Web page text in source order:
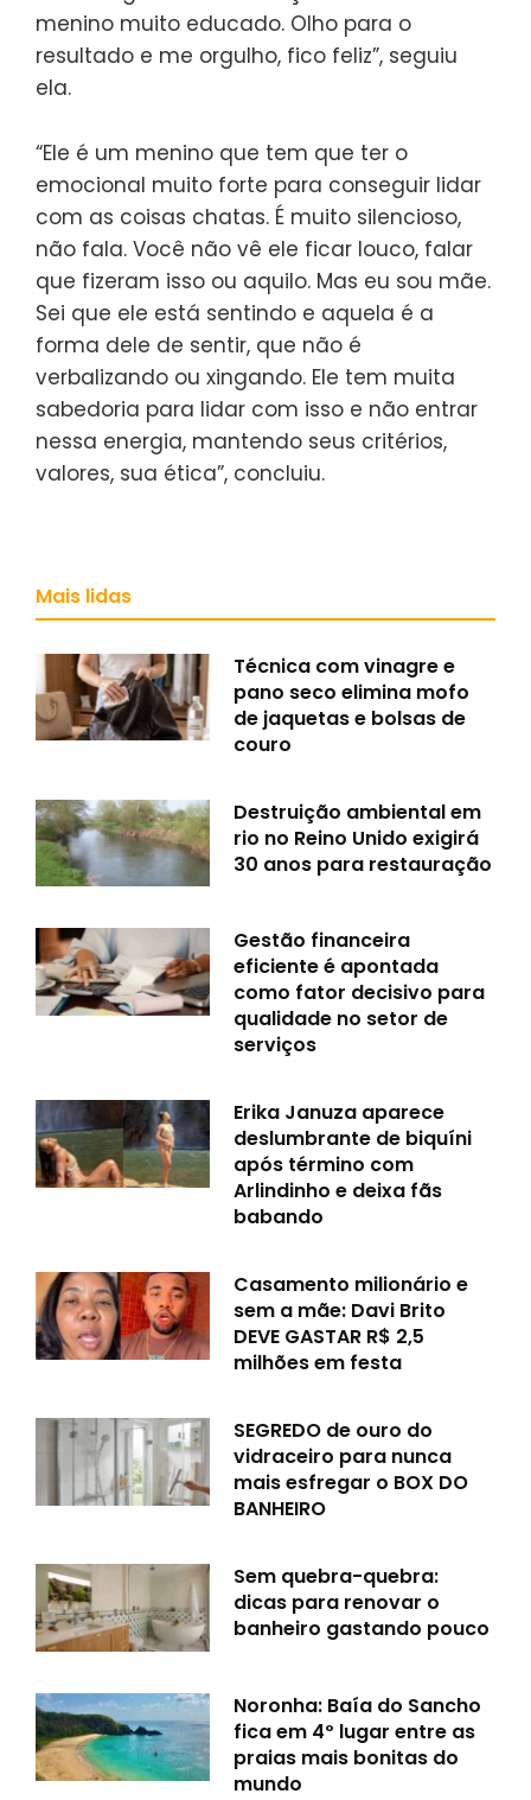
menino muito educado. Olho para o
resultado e me orgulho, fico feliz”, seguiu
ela.
“Ele é um menino que tem que ter o
emocional muito forte para conseguir lidar
com as coisas chatas. É muito silencioso,
não fala. Você não vê ele ficar louco, falar
que fizeram isso ou aquilo. Mas eu sou mãe.
Sei que ele está sentindo e aquela é a
forma dele de sentir, que não é
verbalizando ou xingando. Ele tem muita
sabedoria para lidar com isso e não entrar
nessa energia, mantendo seus critérios,
valores, sua ética”, concluiu.
Mais lidas
Técnica com vinagre e
pano seco elimina mofo
de jaquetas e bolsas de
couro
Destruição ambiental em
rio no Reino Unido exigirá
30 anos para restauração
Gestão financeira
eficiente é apontada
como fator decisivo para
qualidade no setor de
serviços
Erika Januza aparece
deslumbrante de biquíni
após término com
Arlindinho e deixa fãs
babando
Casamento milionário e
sem a mãe: Davi Brito
DEVE GASTAR R$ 2,5
milhões em festa
SEGREDO de ouro do
vidraceiro para nunca
mais esfregar o BOX DO
BANHEIRO
Sem quebra-quebra:
dicas para renovar o
banheiro gastando pouco
Noronha: Baía do Sancho
fica em 4º lugar entre as
praias mais bonitas do
mundo